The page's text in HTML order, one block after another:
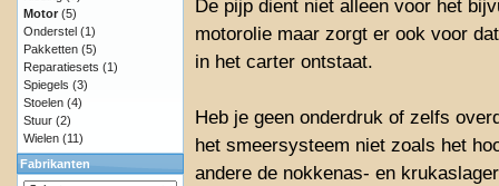
De pijp dient niet alleen voor het
motorolie maar zorgt er ook voor
in het carter ontstaat.
Heb je geen onderdruk of zelfs
het smeersysteem niet zoals het
andere de nokkenas- en
Motor (5)
Onderstel (1)
Pakketten (5)
Reparatiesets (1)
Spiegels (3)
Stoelen (4)
Stuur (2)
Wielen (11)
Fabrikanten